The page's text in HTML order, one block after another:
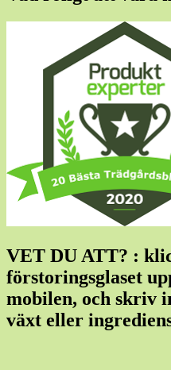
VET DU ATT? :
förstoringsglaset
mobilen, och skriv
växt eller